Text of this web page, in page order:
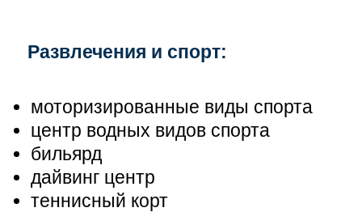
Развлечения и спорт:
моторизированные виды спорта
центр водных видов спорта
бильярд
дайвинг центр
теннисный корт